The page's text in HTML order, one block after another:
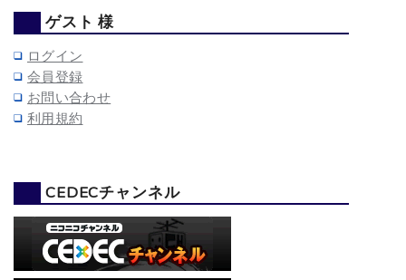
ゲスト 様
ログイン
会員登録
お問い合わせ
利用規約
CEDECチャンネル